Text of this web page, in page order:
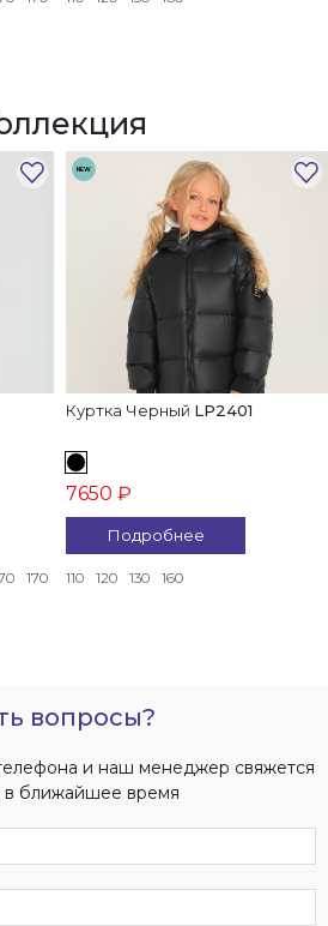
170
NEW
Куртка Черный LP2401
7650 ₽
Подробнее
110 120 130 160
вопросы?
и наш менеджер свяжется
в ближайшее время